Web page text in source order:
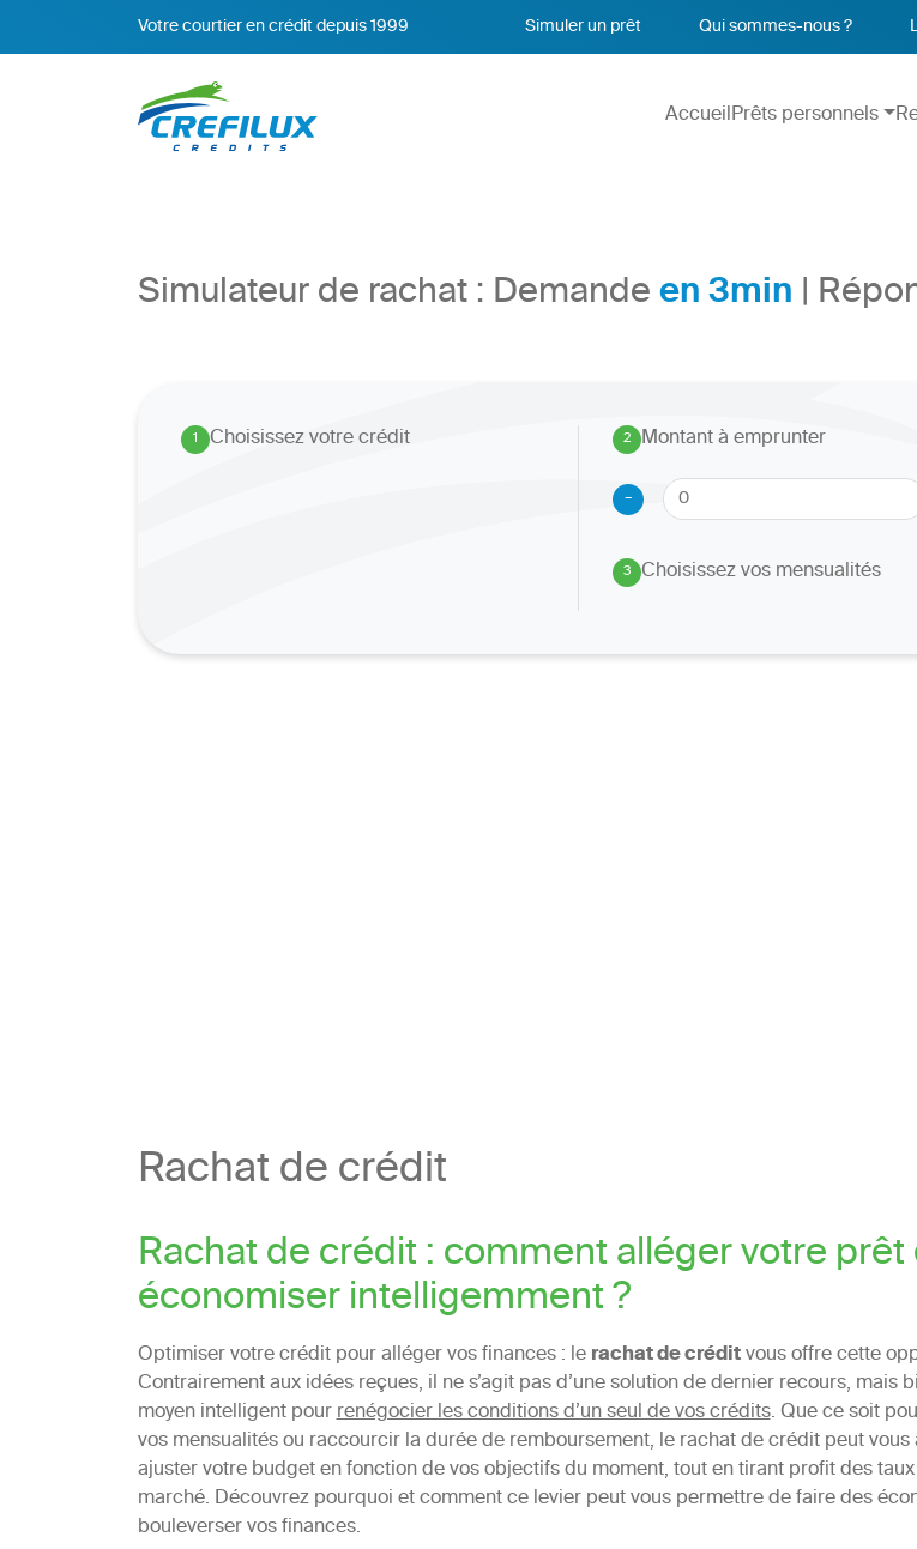
Votre courtier en crédit depuis 1999 Simuler un prêt Qui sommes-nous ?
AccueilPrêts personnels
Simulateur de rachat : Demandeen 3min|
1. Choisissez votre crédit 2
.
Montant à emprunter
-
3
. Choisissez vos mensualités
Rachat de crédit
Rachat de crédit : comment alléger votre prêt
économiser intelligemment ?
Optimiser votre crédit pour alléger vos finances : lerachat de créditvous offre cette
Contrairement aux idées reçues, il ne s’agit pas d’une solution de dernier recours, mais
moyen intelligent pourrenégocier les conditions d’un seul de vos crédits. Que ce soit
vos mensualités ou raccourcir la durée de remboursement, le rachat de crédit peut vous
ajuster votre budget en fonction de vos objectifs du moment, tout en tirant profit des
marché. Découvrez pourquoi et comment ce levier peut vous permettre de faire des
bouleverser vos finances.